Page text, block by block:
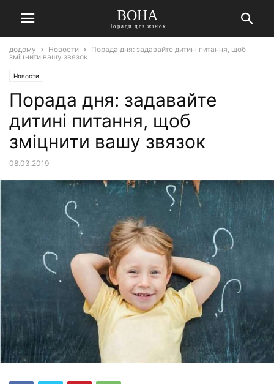
ВОНА
Поради для жінок
додому Новости
Порада дня: задавайте дитині питання, щоб
зміцнити вашу звязок
Новости
Порада дня: задавайте
дитині питання, щоб
зміцнити вашу звязок
08.03.2019